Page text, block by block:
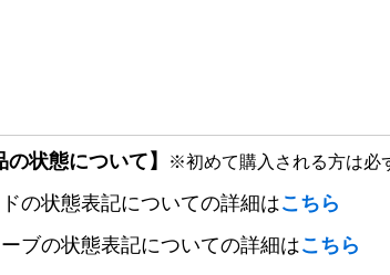
の状態について】 ※初めて購入される方は必
の状態表記についての詳細はこちら
ブの状態表記についての詳細はこちら